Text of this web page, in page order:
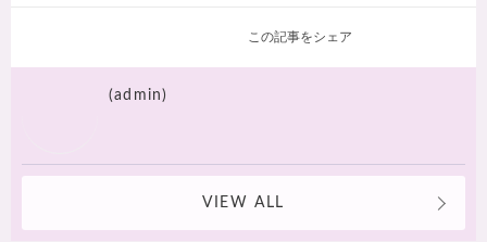
この記事をシェア
(admin)
VIEW ALL